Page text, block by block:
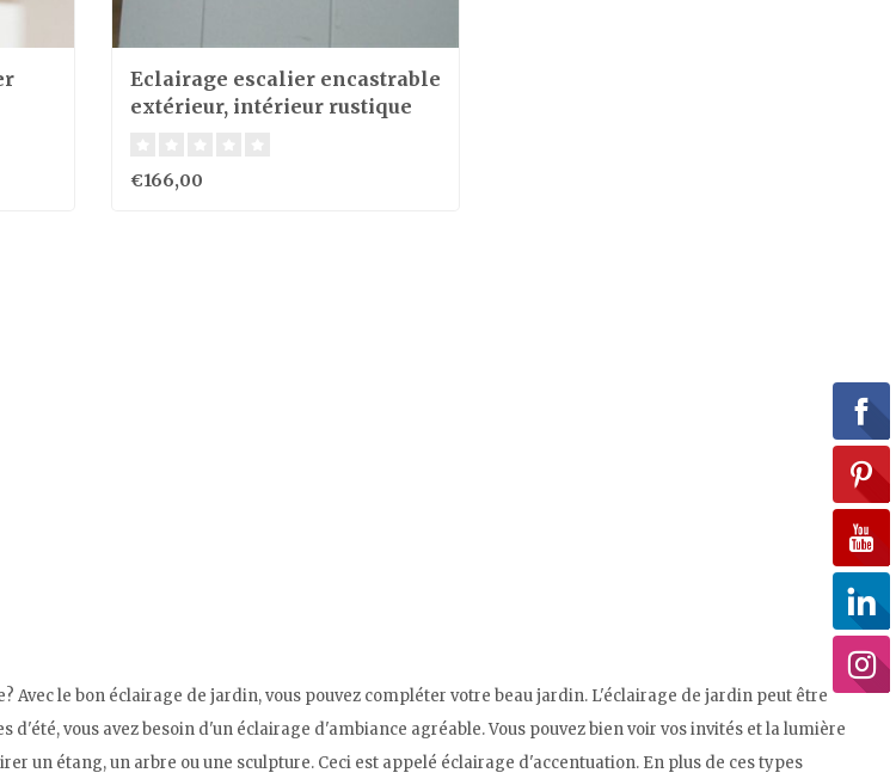
Eclairage escalier encastrable
extérieur, intérieur rustique
€166,00
Avec le bon éclairage de jardin, vous pouvez compléter votre beau jardin. L'éclairage de jardin peut être
d'été, vous avez besoin d'un éclairage d'ambiance agréable. Vous pouvez bien voir vos invités et la lumière
un étang, un arbre ou une sculpture. Ceci est appelé éclairage d'accentuation. En plus de ces types